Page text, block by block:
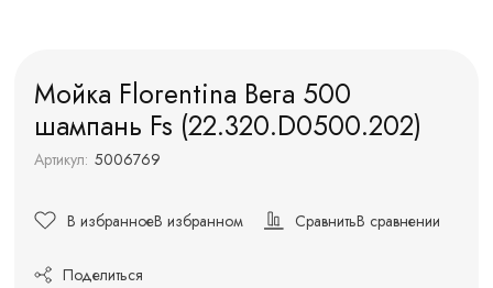
Мойка Florentina Вега 500
шампань Fs (22.320.D0500.202)
Артикул: 5006769
В избранноеВ избранном СравнитьВ сравнении
Поделиться